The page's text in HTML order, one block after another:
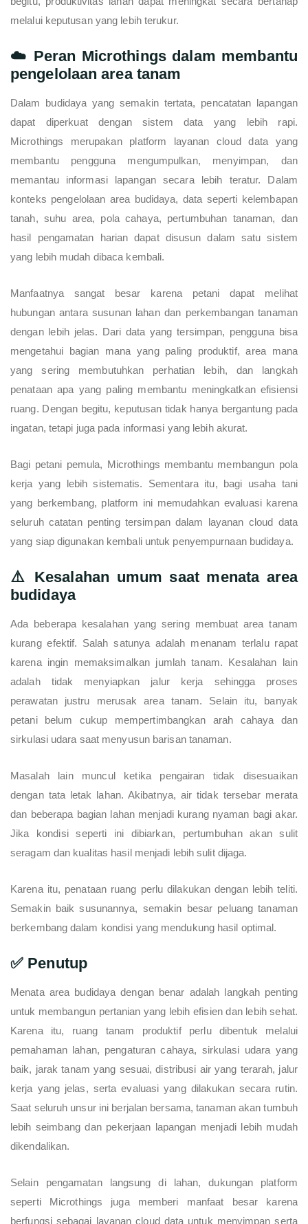
melalui keputusan yang lebih terukur.
☁️ Peran Microthings dalam membantu
pengelolaan area tanam
Dalam budidaya yang semakin tertata, pencatatan lapangan
dapat diperkuat dengan sistem data yang lebih rapi.
Microthings merupakan platform layanan cloud data yang
membantu pengguna mengumpulkan, menyimpan, dan
memantau informasi lapangan secara lebih teratur. Dalam
konteks pengelolaan area budidaya, data seperti kelembapan
tanah, suhu area, pola cahaya, pertumbuhan tanaman, dan
hasil pengamatan harian dapat disusun dalam satu sistem
yang lebih mudah dibaca kembali.
Manfaatnya sangat besar karena petani dapat melihat
hubungan antara susunan lahan dan perkembangan tanaman
dengan lebih jelas. Dari data yang tersimpan, pengguna bisa
mengetahui bagian mana yang paling produktif, area mana
yang sering membutuhkan perhatian lebih, dan langkah
penataan apa yang paling membantu meningkatkan efisiensi
ruang. Dengan begitu, keputusan tidak hanya bergantung pada
ingatan, tetapi juga pada informasi yang lebih akurat.
Bagi petani pemula, Microthings membantu membangun pola
kerja yang lebih sistematis. Sementara itu, bagi usaha tani
yang berkembang, platform ini memudahkan evaluasi karena
seluruh catatan penting tersimpan dalam layanan cloud data
yang siap digunakan kembali untuk penyempurnaan budidaya.
⚠️ Kesalahan umum saat menata area
budidaya
Ada beberapa kesalahan yang sering membuat area tanam
kurang efektif. Salah satunya adalah menanam terlalu rapat
karena ingin memaksimalkan jumlah tanam. Kesalahan lain
adalah tidak menyiapkan jalur kerja sehingga proses
perawatan justru merusak area tanam. Selain itu, banyak
petani belum cukup mempertimbangkan arah cahaya dan
sirkulasi udara saat menyusun barisan tanaman.
Masalah lain muncul ketika pengairan tidak disesuaikan
dengan tata letak lahan. Akibatnya, air tidak tersebar merata
dan beberapa bagian lahan menjadi kurang nyaman bagi akar.
Jika kondisi seperti ini dibiarkan, pertumbuhan akan sulit
seragam dan kualitas hasil menjadi lebih sulit dijaga.
Karena itu, penataan ruang perlu dilakukan dengan lebih teliti.
Semakin baik susunannya, semakin besar peluang tanaman
berkembang dalam kondisi yang mendukung hasil optimal.
✅ Penutup
Menata area budidaya dengan benar adalah langkah penting
untuk membangun pertanian yang lebih efisien dan lebih sehat.
Karena itu, ruang tanam produktif perlu dibentuk melalui
pemahaman lahan, pengaturan cahaya, sirkulasi udara yang
baik, jarak tanam yang sesuai, distribusi air yang terarah, jalur
kerja yang jelas, serta evaluasi yang dilakukan secara rutin.
Saat seluruh unsur ini berjalan bersama, tanaman akan tumbuh
lebih seimbang dan pekerjaan lapangan menjadi lebih mudah
dikendalikan.
Selain pengamatan langsung di lahan, dukungan platform
seperti Microthings juga memberi manfaat besar karena
berfungsi sebagai layanan cloud data untuk menyimpan serta